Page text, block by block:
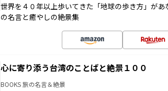
世界を４０年以上歩いてきた「地球の歩き方」が
の名言と癒やしの絶景集
心に寄り添う台湾のことばと絶景１００
BOOKS 旅の名言＆絶景